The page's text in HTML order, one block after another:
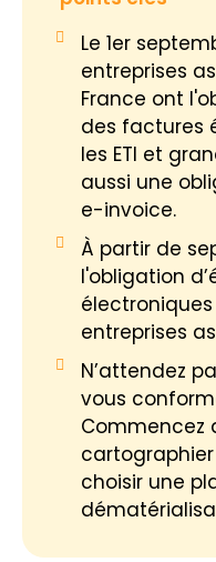
Le 1er
entreprises
France ont
des factures
les ETI et
aussi une
e-invoice.
À partir de
l'obligation
entreprises
N’attendez
vous
Commencez
choisir une